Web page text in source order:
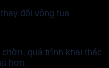
đổi vòng tua
quá trình khai thác
hơn.